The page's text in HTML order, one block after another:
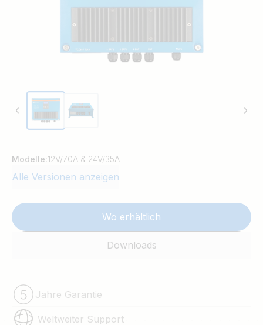
Modelle:12V/70A & 24V/35A
Alle Versionen anzeigen
Wo erhältlich
Downloads
Jahre Garantie
Weltweiter Support